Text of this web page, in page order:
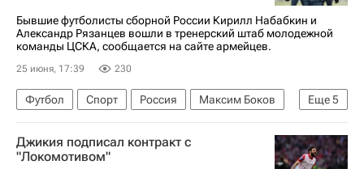
Бывшие футболисты сборной России Кирилл Набабкин и
Александр Рязанцев вошли в тренерский штаб молодежной
команды ЦСКА, сообщается на сайте армейцев.
25 июня, 17:39 230
Еще5
Футбол Спорт Россия
Максим Боков
Кирилл Набабкин
Александр Рязанцев (футболист)
ПФК ЦСКА
Джикия подписал контракт с
"Локомотивом"